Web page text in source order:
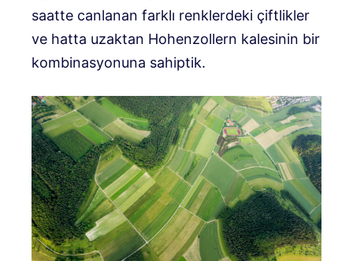
saatte canlanan farklı renklerdeki çiftlikler
ve hatta uzaktan Hohenzollern kalesinin bir
kombinasyonuna sahiptik.